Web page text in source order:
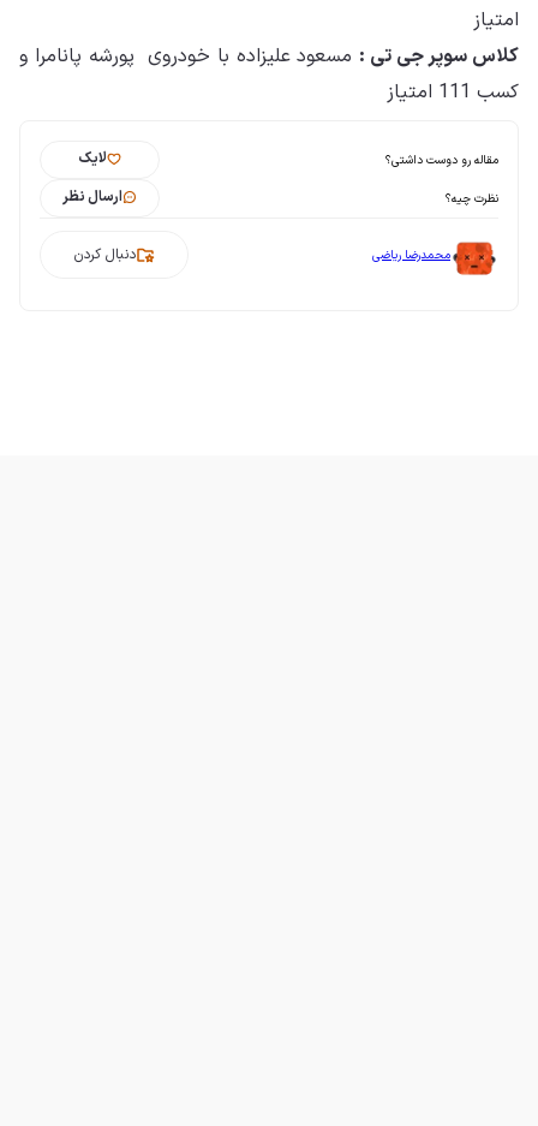
امتیاز
کلاس سوپر جی تی : مسعود علیزاده با خودروی پورشه پانامرا و
کسب 111 امتیاز
مقاله رو دوست داشتی؟ لایک
نظرت چیه؟ ارسال نظر
محمدرضا ریاضی دنبال کردن